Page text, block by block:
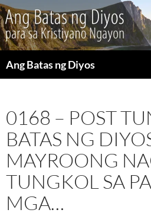
Ang Batas ng Diyos
0168 – POST
BATAS NG
MAYROONG
TUNGKOL SA
MGA…